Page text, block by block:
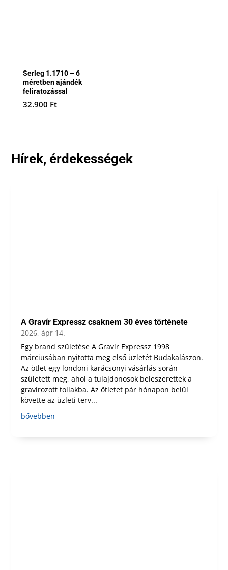
Serleg 1.1710 – 6
méretben ajándék
feliratozással
32.900 Ft
Hírek, érdekességek
A Gravír Expressz csaknem 30 éves története
2026, ápr 14.
Egy brand születése A Gravír Expressz 1998
márciusában nyitotta meg első üzletét Budakalászon.
Az ötlet egy londoni karácsonyi vásárlás során
született meg, ahol a tulajdonosok beleszerettek a
gravírozott tollakba. Az ötletet pár hónapon belül
követte az üzleti terv...
bővebben